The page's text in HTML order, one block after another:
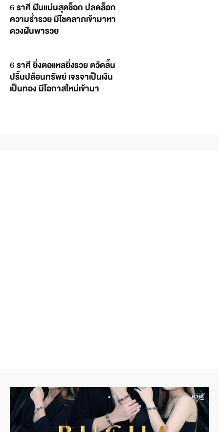
6 ราศี ฝันแม่นสุดช็อก ปลดล็อก
ความร่ำรวย มีโชคลาภเข้ามาหา
ดวงฝันพารวย
6 ราศี ยิ่งตอแหลยิ่งรวย ตวัดลิ้น
ปริ้นปล้อนทรัพย์ เจรจาเป็นเงิน
เป็นทอง มีโอกาสใหม่เข้ามา